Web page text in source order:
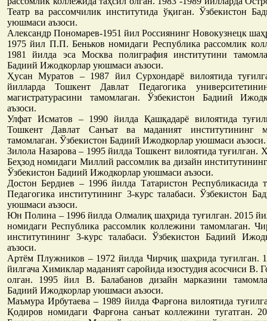
Театр ва рассомчилик институтида ўқиган. Ўзбекистон
уюшмаси аъзоси.
Александр Пономарев-1951 йил Россиянинг Новокузнецк
1975 йил П.П. Беньков номидаги Республика рассомлик
1981 йилда эса Москва полиграфия институтини
Бадиий Ижодкорлар уюшмаси аъзоси.
Ҳусан Муратов – 1987 йил Сурхондарё вилоятида
йилларда Тошкент Давлат Педагогика
магистратурасини тамомлаган. Ўзбекистон Бадиий
аъзоси.
Улфат Исматов – 1990 йилда Қашқадарё вилоятида
Тошкент Давлат Санъат ва маданият институтининг
тамомлаган. Ўзбекистон Бадиий Ижодкорлар уюшмаси аъзоси.
Зилола Назарова – 1995 йилда Тошкент вилоятида туғилган.
Беҳзод номидаги Миллий рассомлик ва дизайн
Ўзбекистон Бадиий Ижодкорлар уюшмаси аъзоси.
Достон Бердиев – 1996 йилда Татаристон Республикасида
Педагогика институтининг 3-курс талабаси. Ўзбекистон
уюшмаси аъзоси.
Юн Полина – 1996 йилда Олмалиқ шаҳрида туғилган. 2015
номидаги Республика рассомлик коллежини тамомлаган.
институтининг 3-курс талабаси. Ўзбекистон Бадиий
аъзоси.
Артём Плужников – 1972 йилда Чирчиқ шаҳрида туғилган.
йилгача Химиклар маданият саройида изостудия асосчиси В.
олган. 1995 йил В. Балабанов дизайн марказини
Бадиий Ижодкорлар уюшмаси аъзоси.
Маъмура Ирбутаева – 1989 йилда Фарғона вилоятида
Қодиров номидаги Фарғона санъат коллежини тугатган.